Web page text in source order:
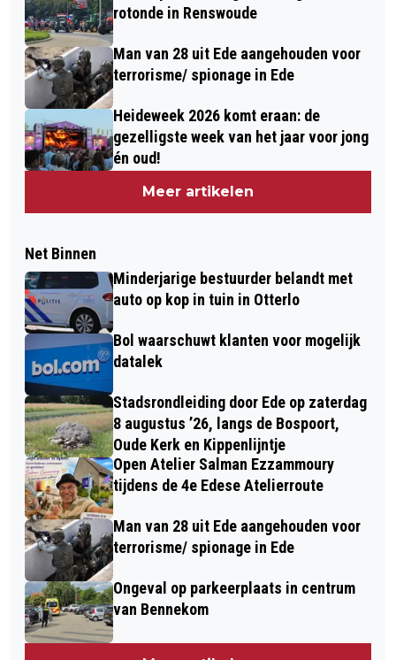
rotonde in Renswoude
Man van 28 uit Ede aangehouden voor
terrorisme/ spionage in Ede
Heideweek 2026 komt eraan: de
gezelligste week van het jaar voor jong
én oud!
Meer artikelen
Net Binnen
Minderjarige bestuurder belandt met
auto op kop in tuin in Otterlo
Bol waarschuwt klanten voor mogelijk
datalek
Stadsrondleiding door Ede op zaterdag
8 augustus ’26, langs de Bospoort,
Oude Kerk en Kippenlijntje
Open Atelier Salman Ezzammoury
tijdens de 4e Edese Atelierroute
Man van 28 uit Ede aangehouden voor
terrorisme/ spionage in Ede
Ongeval op parkeerplaats in centrum
van Bennekom